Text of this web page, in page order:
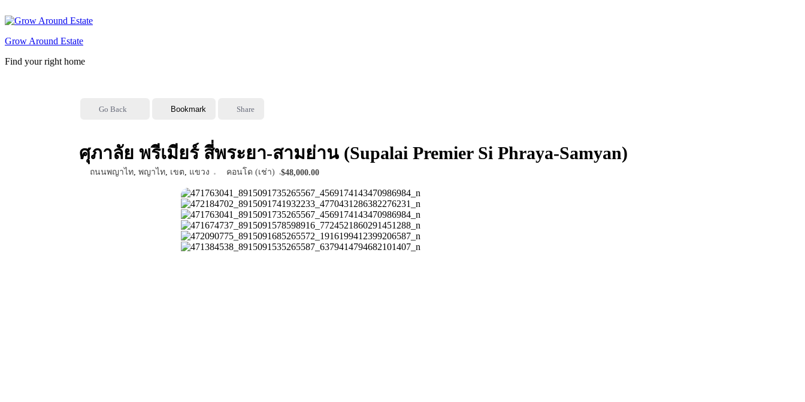
to
Grow Around Estate
Find your right home
Go Back Bookmark Share
ศุภาลัย พรีเมียร์ สี่พระยา-สามย่าน (Supalai Premier Si Phraya-Samyan)
ถนนพญาไท, พญาไท, เขต, แขวง คอนโด (เช่า) $48,000.00